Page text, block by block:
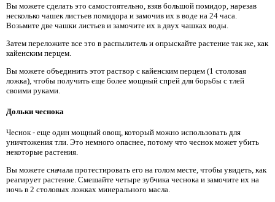
Вы можете сделать это самостоятельно, взяв большой помидор, нарезав
несколько чашек листьев помидора и замочив их в воде на 24 часа.
Возьмите две чашки листьев и замочите их в двух чашках воды.
Затем переложите все это в распылитель и опрыскайте растение так же, как
кайенским перцем.
Вы можете объединить этот раствор с кайенским перцем (1 столовая
ложка), чтобы получить еще более мощный спрей для борьбы с тлей
своими руками.
Дольки чеснока
Чеснок - еще один мощный овощ, который можно использовать для
уничтожения тли. Это немного опаснее, потому что чеснок может убить
некоторые растения.
Вы можете сначала протестировать его на голом месте, чтобы увидеть, как
реагирует растение. Смешайте четыре зубчика чеснока и замочите их на
ночь в 2 столовых ложках минерального масла.